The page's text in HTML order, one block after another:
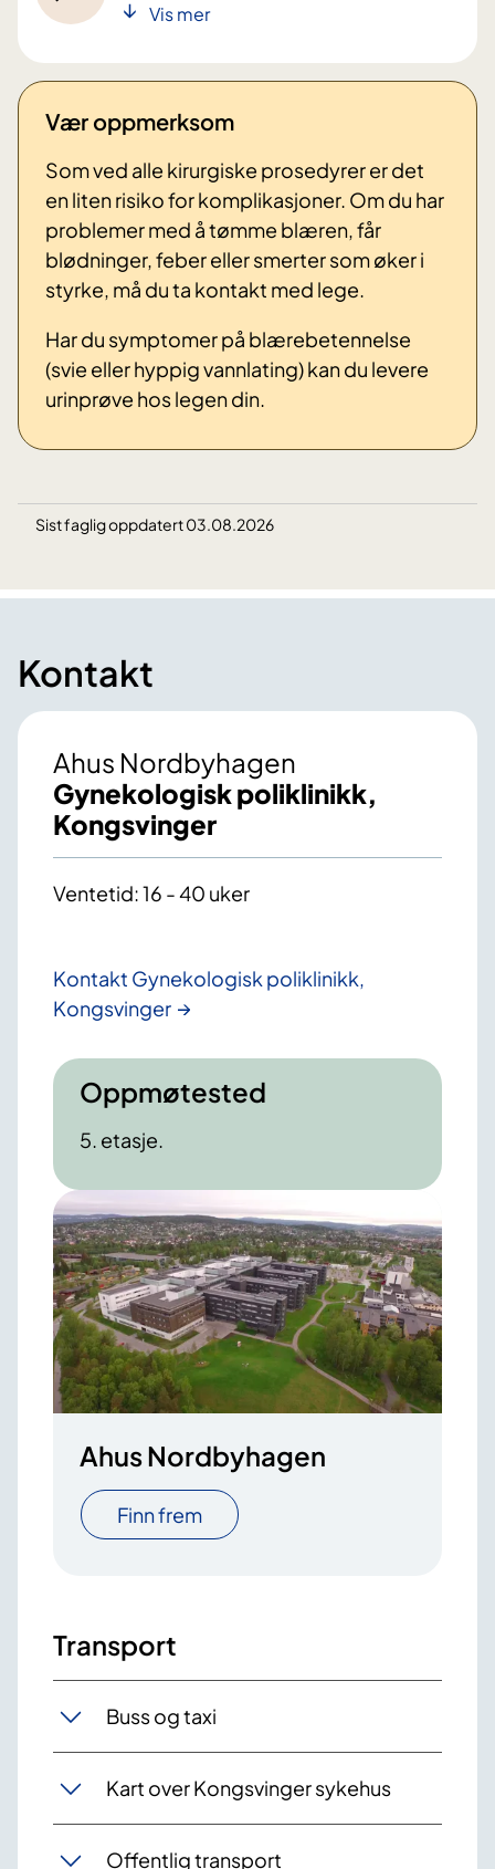
Vis mer
Vær oppmerksom
Som ved alle kirurgiske prosedyrer er det
en liten risiko for komplikasjoner. Om du har
problemer med å tømme blæren, får
blødninger, feber eller smerter som øker i
styrke, må du ta kontakt med lege.
Har du symptomer på blærebetennelse
(svie eller hyppig vannlating) kan du levere
urinprøve hos legen din.
Sist faglig oppdatert 03.08.2026
Kontakt
Ahus Nordbyhagen
Gynekologisk poliklinikk,
Kongsvinger
Ventetid: 16 - 40 uker
Kontakt Gynekologisk poliklinikk,
Kongsvinger
Oppmøtested
5. etasje.
Ahus Nordbyhagen
Finn frem
Transport
Buss og taxi
Kart over Kongsvinger sykehus
Offentlig transport